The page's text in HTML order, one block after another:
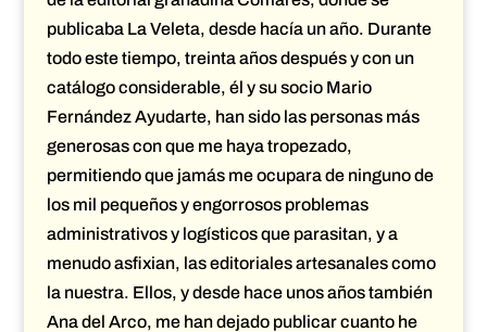
publicaba La Veleta, desde hacía un año. Durante
todo este tiempo, treinta años después y con un
catálogo considerable, él y su socio Mario
Fernández Ayudarte, han sido las personas más
generosas con que me haya tropezado,
permitiendo que jamás me ocupara de ninguno de
los mil pequeños y engorrosos problemas
administrativos y logísticos que parasitan, y a
menudo asfixian, las editoriales artesanales como
la nuestra. Ellos, y desde hace unos años también
Ana del Arco, me han dejado publicar cuanto he